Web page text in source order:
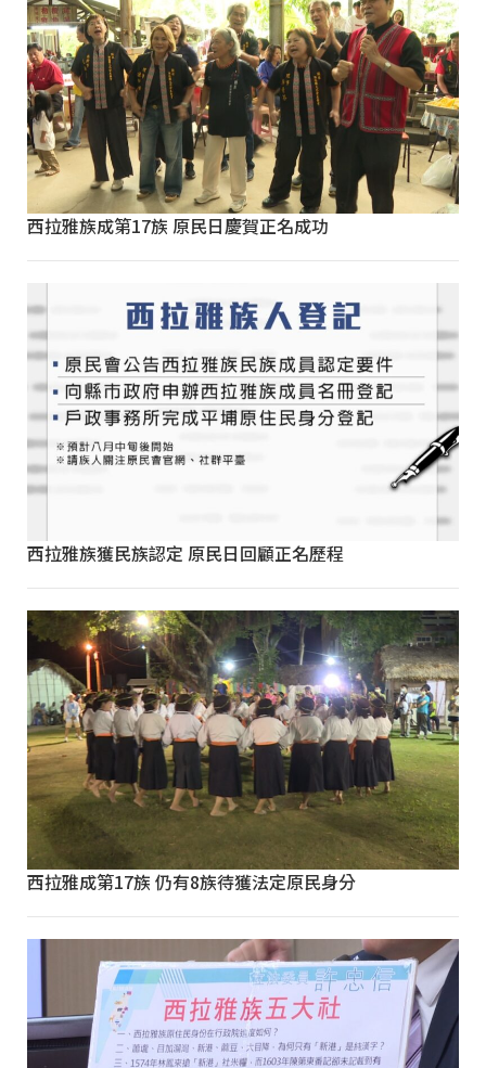
西拉雅族成第17族 原民日慶賀正名成功
西拉雅族獲民族認定 原民日回顧正名歷程
西拉雅成第17族 仍有8族待獲法定原民身分